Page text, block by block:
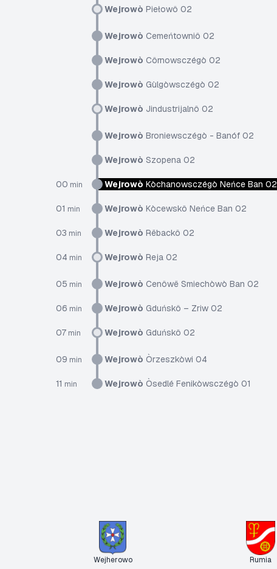
Wejrowò Piełowô 02
Wejrowò Cemeńtowniô 02
Wejrowò Côrnowsczégò 02
Wejrowò Gùlgòwsczégò 02
Wejrowò Jindustrijalnô 02
Wejrowò Broniewsczégò - Banóf 02
Wejrowò Szopena 02
00 min Wejrowò Kòchanowsczégò Neńce Ban 02
01 min Wejrowò Kòcewskô Neńce Ban 02
03 min Wejrowò Rëbackô 02
04 min Wejrowò Reja 02
05 min Wejrowò Cenôwë Smiechòwò Ban 02
06 min Wejrowò Gduńskô – Zriw 02
07 min Wejrowò Gduńskô 02
09 min Wejrowò Òrzeszkòwi 04
11 min Wejrowò Òsedlé Fenikòwsczégò 01
Wejherowo Rumia